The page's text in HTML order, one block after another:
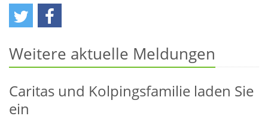
Weitere aktuelle Meldungen
Caritas und Kolpingsfamilie laden Sie
ein